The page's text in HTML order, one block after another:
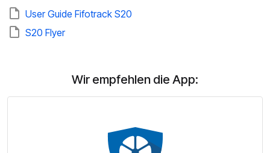
User Guide Fifotrack S20
S20 Flyer
Wir empfehlen die App: